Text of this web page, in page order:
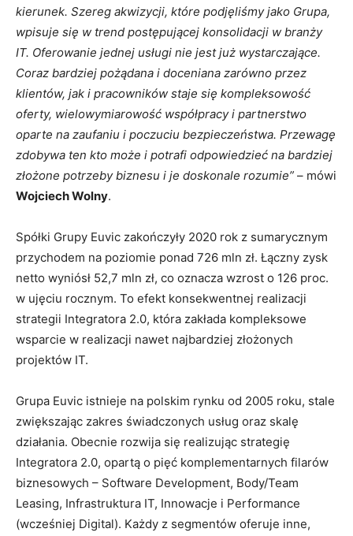
kierunek. Szereg akwizycji, które podjęliśmy jako Grupa,
wpisuje się w trend postępującej konsolidacji w branży
IT. Oferowanie jednej usługi nie jest już wystarczające.
Coraz bardziej pożądana i doceniana zarówno przez
klientów, jak i pracowników staje się kompleksowość
oferty, wielowymiarowość współpracy i partnerstwo
oparte na zaufaniu i poczuciu bezpieczeństwa. Przewagę
zdobywa ten kto może i potrafi odpowiedzieć na bardziej
złożone potrzeby biznesu i je doskonale rozumie” – mówi
Wojciech Wolny.
Spółki Grupy Euvic zakończyły 2020 rok z sumarycznym
przychodem na poziomie ponad 726 mln zł. Łączny zysk
netto wyniósł 52,7 mln zł, co oznacza wzrost o 126 proc.
w ujęciu rocznym. To efekt konsekwentnej realizacji
strategii Integratora 2.0, która zakłada kompleksowe
wsparcie w realizacji nawet najbardziej złożonych
projektów IT.
Grupa Euvic istnieje na polskim rynku od 2005 roku, stale
zwiększając zakres świadczonych usług oraz skalę
działania. Obecnie rozwija się realizując strategię
Integratora 2.0, opartą o pięć komplementarnych filarów
biznesowych – Software Development, Body/Team
Leasing, Infrastruktura IT, Innowacje i Performance
(wcześniej Digital). Każdy z segmentów oferuje inne,